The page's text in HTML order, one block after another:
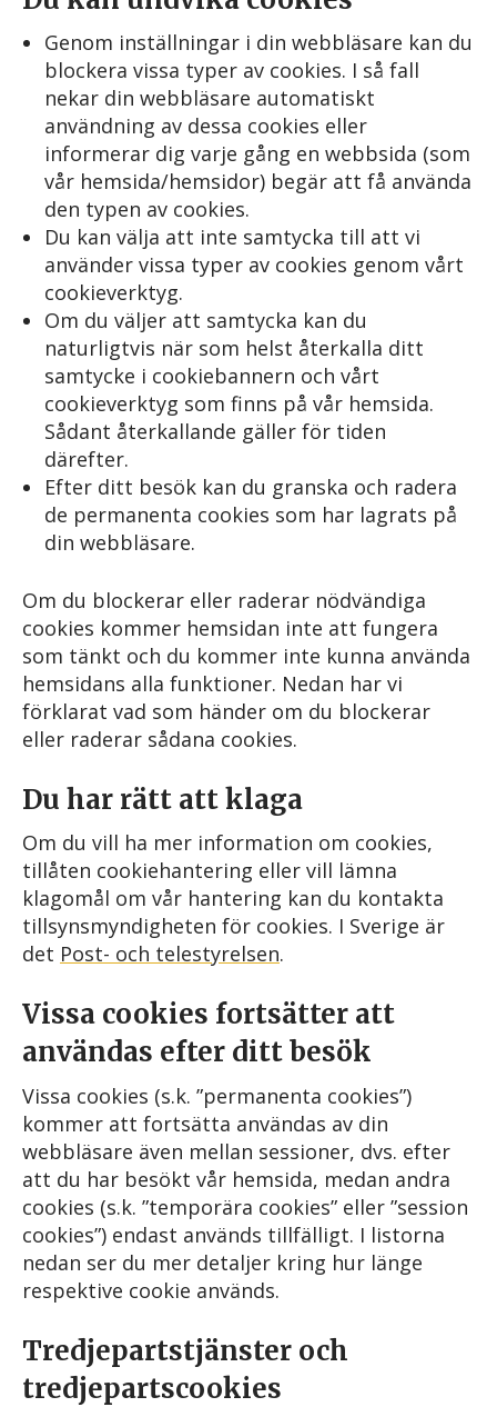
Genom inställningar i din webbläsare kan du
blockera vissa typer av cookies. I så fall
nekar din webbläsare automatiskt
användning av dessa cookies eller
informerar dig varje gång en webbsida (som
vår hemsida/hemsidor) begär att få använda
den typen av cookies.
Du kan välja att inte samtycka till att vi
använder vissa typer av cookies genom vårt
cookieverktyg.
Om du väljer att samtycka kan du
naturligtvis när som helst återkalla ditt
samtycke i cookiebannern och vårt
cookieverktyg som finns på vår hemsida.
Sådant återkallande gäller för tiden
därefter.
Efter ditt besök kan du granska och radera
de permanenta cookies som har lagrats på
din webbläsare.
Om du blockerar eller raderar nödvändiga
cookies kommer hemsidan inte att fungera
som tänkt och du kommer inte kunna använda
hemsidans alla funktioner. Nedan har vi
förklarat vad som händer om du blockerar
eller raderar sådana cookies.
Du har rätt att klaga
Om du vill ha mer information om cookies,
tillåten cookiehantering eller vill lämna
klagomål om vår hantering kan du kontakta
tillsynsmyndigheten för cookies. I Sverige är
det Post- och telestyrelsen.
Vissa cookies fortsätter att
användas efter ditt besök
Vissa cookies (s.k. ”permanenta cookies”)
kommer att fortsätta användas av din
webbläsare även mellan sessioner, dvs. efter
att du har besökt vår hemsida, medan andra
cookies (s.k. ”temporära cookies” eller ”session
cookies”) endast används tillfälligt. I listorna
nedan ser du mer detaljer kring hur länge
respektive cookie används.
Tredjepartstjänster och
tredjepartscookies